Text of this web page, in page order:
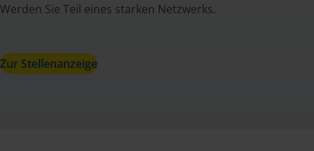
Werden Sie Teil eines starken Netzwerks.
Zur Stellenanzeige